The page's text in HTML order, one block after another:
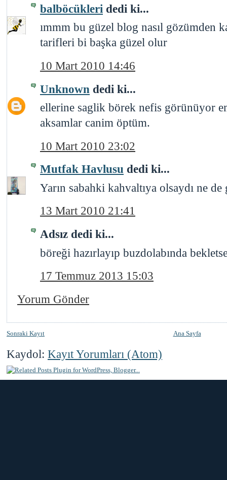
balböcükleri dedi ki...
ımmm bu güzel blog nasıl gözümden
tarifleri bi başka güzel olur
10 Mart 2010 14:46
Unknown dedi ki...
ellerine saglik börek nefis görünüyor
aksamlar canim öptüm.
10 Mart 2010 23:02
Mutfak Havlusu dedi ki...
Yarın sabahki kahvaltıya olsaydı ne
13 Mart 2010 21:41
Adsız dedi ki...
böreği hazırlayıp buzdolabında
17 Temmuz 2013 15:03
Yorum Gönder
Sonraki Kayıt Ana Sayfa
Kaydol: Kayıt Yorumları (Atom)